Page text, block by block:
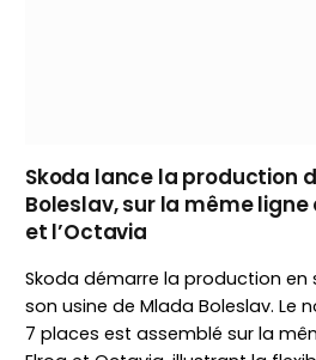
Skoda lance la production
Boleslav, sur la même ligne
et l’Octavia
Skoda démarre la production en
son usine de Mlada Boleslav. Le
7 places est assemblé sur la